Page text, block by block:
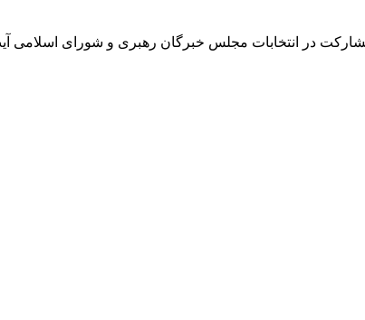
در انتخابات مجلس خبرگان رهبری و شورای